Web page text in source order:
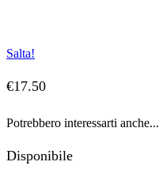
Salta!
€17.50
Potrebbero interessarti anche...
Disponibile